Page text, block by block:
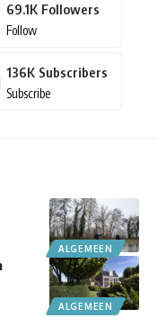
69.1K Followers
Follow
136K Subscribers
Subscribe
ALGEMEEN
ALGEMEEN